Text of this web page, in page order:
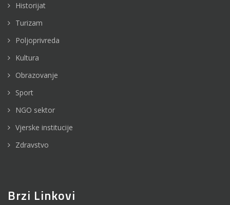
Historijat
Turizam
Poljoprivreda
Kultura
Obrazovanje
Sport
NGO sektor
Vjerske institucije
Zdravstvo
Brzi Linkovi